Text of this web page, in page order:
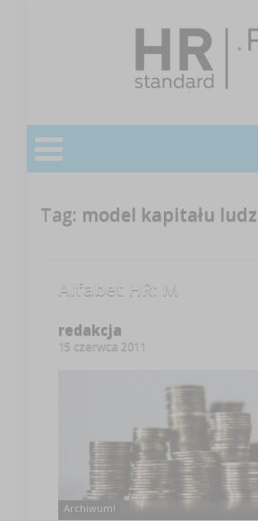
Tag: model kapitału
Alfabet HR: M
redakcja
15 czerwca 2011
Archiwum!